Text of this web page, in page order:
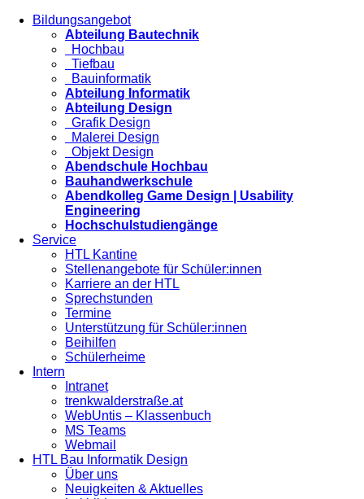
Bildungsangebot
Abteilung Bautechnik
Hochbau
Tiefbau
Bauinformatik
Abteilung Informatik
Abteilung Design
Grafik Design
Malerei Design
Objekt Design
Abendschule Hochbau
Bauhandwerkschule
Abendkolleg Game Design | Usability
Engineering
Hochschulstudiengänge
Service
HTL Kantine
Stellenangebote für Schüler:innen
Karriere an der HTL
Sprechstunden
Termine
Unterstützung für Schüler:innen
Beihilfen
Schülerheime
Intern
Intranet
trenkwalderstraße.at
WebUntis – Klassenbuch
MS Teams
Webmail
HTL Bau Informatik Design
Über uns
Neuigkeiten & Aktuelles